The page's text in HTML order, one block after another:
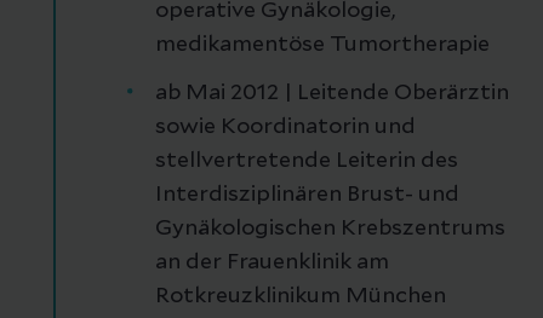
operative Gynäkologie,
medikamentöse Tumortherapie
ab Mai 2012 | Leitende Oberärztin
sowie Koordinatorin und
stellvertretende Leiterin des
Interdisziplinären Brust- und
Gynäkologischen Krebszentrums
an der Frauenklinik am
Rotkreuzklinikum München